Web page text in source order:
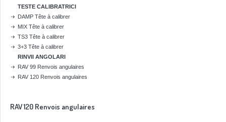
TESTE CALIBRATRICI
DAMP Tête à calibrer
MIX Tête à calibrer
TS3 Tête à calibrer
3+3 Tête à calibrer
RINVII ANGOLARI
RAV 99 Renvois angulaires
RAV 120 Renvois angulaires
RAV 120 Renvois angulaires